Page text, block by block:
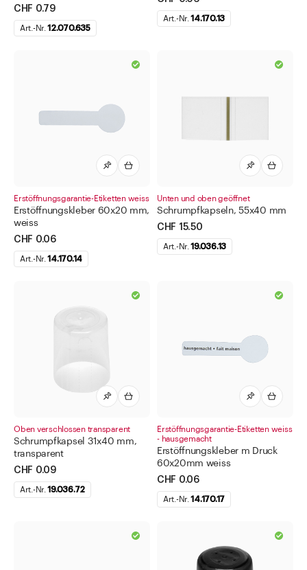
CHF 0.79
Art.-Nr.12.070.635
Art.-Nr.14.170.13
Erstöffnungsgarantie-Etiketten weiss
Erstöffnungskleber 60x20 mm,
weiss
CHF 0.06
Art.-Nr.14.170.14
Unten und oben geöffnet
Schrumpfkapseln, 55x40 mm
CHF 15.50
Art.-Nr.19.036.13
Oben verschlossen transparent
Schrumpfkapsel 31x40 mm,
transparent
CHF 0.09
Art.-Nr.19.036.72
Erstöffnungsgarantie-Etiketten weiss
- hausgemacht
Erstöffnungskleber m Druck
60x20mm weiss
CHF 0.06
Art.-Nr.14.170.17